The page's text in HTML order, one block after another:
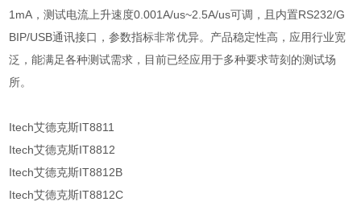
1mA，测试电流上升速度0.001A/us~2.5A/us可调，且内置RS232/G
BIP/USB通讯接口，参数指标非常优异。产品稳定性高，应用行业宽
泛，能满足各种测试需求，目前已经应用于多种要求苛刻的测试场
所。
Itech艾德克斯IT8811
Itech艾德克斯IT8812
Itech艾德克斯IT8812B
Itech艾德克斯IT8812C